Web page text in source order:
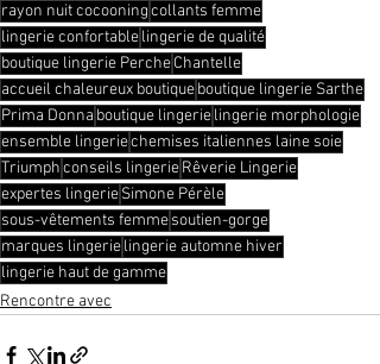
rayon nuit cocooningcollants femme
lingerie confortablelingerie de qualité
boutique lingerie PercheChantelle
accueil chaleureux boutiqueboutique lingerie Sarthe
Prima Donna boutique lingerielingerie morphologie
ensemble lingeriechemises italiennes laine soie
Triumphconseils lingerieRêverie Lingerie
expertes lingerieSimone Pérèle
sous-vêtements femmesoutien-gorge
marques lingerielingerie automne hiver
lingerie haut de gamme
Rencontre avec